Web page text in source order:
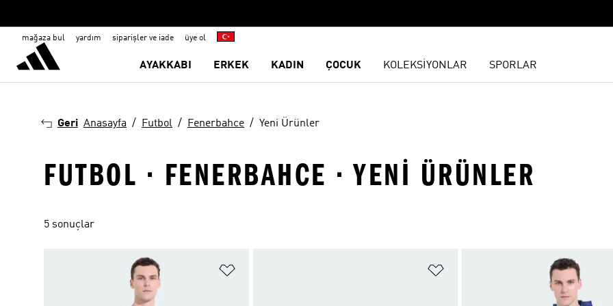
mağaza bul yardım siparişler ve iade üye ol
AYAKKABI ERKEK KADIN ÇOCUK KOLEKSİYONLAR SPORLAR
Geri Anasayfa Futbol Fenerbahce Yeni Ürünler
FUTBOL · FENERBAHCE · YENI ÜRÜNLER
5 sonuçlar